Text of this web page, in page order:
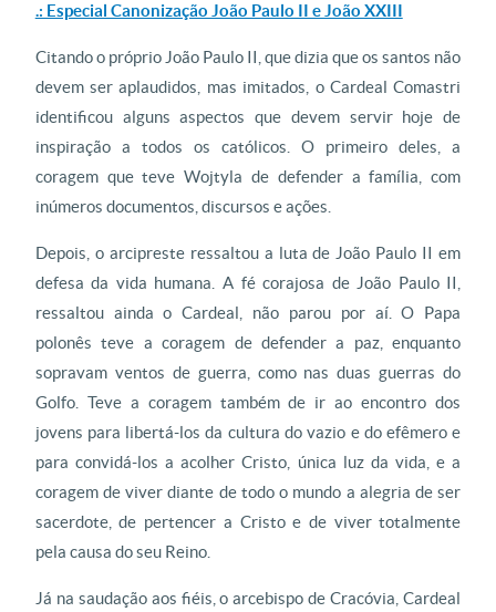
.: Especial Canonização João Paulo II e João XXIII
Citando o próprio João Paulo II, que dizia que os santos não
devem ser aplaudidos, mas imitados, o Cardeal Comastri
identificou alguns aspectos que devem servir hoje de
inspiração a todos os católicos. O primeiro deles, a
coragem que teve Wojtyla de defender a família, com
inúmeros documentos, discursos e ações.
Depois, o arcipreste ressaltou a luta de João Paulo II em
defesa da vida humana. A fé corajosa de João Paulo II,
ressaltou ainda o Cardeal, não parou por aí. O Papa
polonês teve a coragem de defender a paz, enquanto
sopravam ventos de guerra, como nas duas guerras do
Golfo. Teve a coragem também de ir ao encontro dos
jovens para libertá-los da cultura do vazio e do efêmero e
para convidá-los a acolher Cristo, única luz da vida, e a
coragem de viver diante de todo o mundo a alegria de ser
sacerdote, de pertencer a Cristo e de viver totalmente
pela causa do seu Reino.
Já na saudação aos fiéis, o arcebispo de Cracóvia, Cardeal